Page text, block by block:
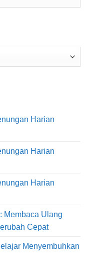
Harian
Harian
Harian
Membaca Ulang
Cepat
Menyembuhkan